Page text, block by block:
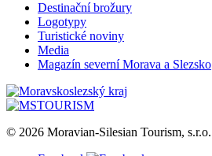
Destinační brožury
Logotypy
Turistické noviny
Media
Magazín severní Morava a Slezsko
© 2026 Moravian-Silesian Tourism, s.r.o.